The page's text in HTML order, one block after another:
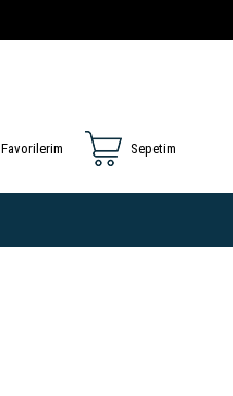
Sepetim
Favorilerim